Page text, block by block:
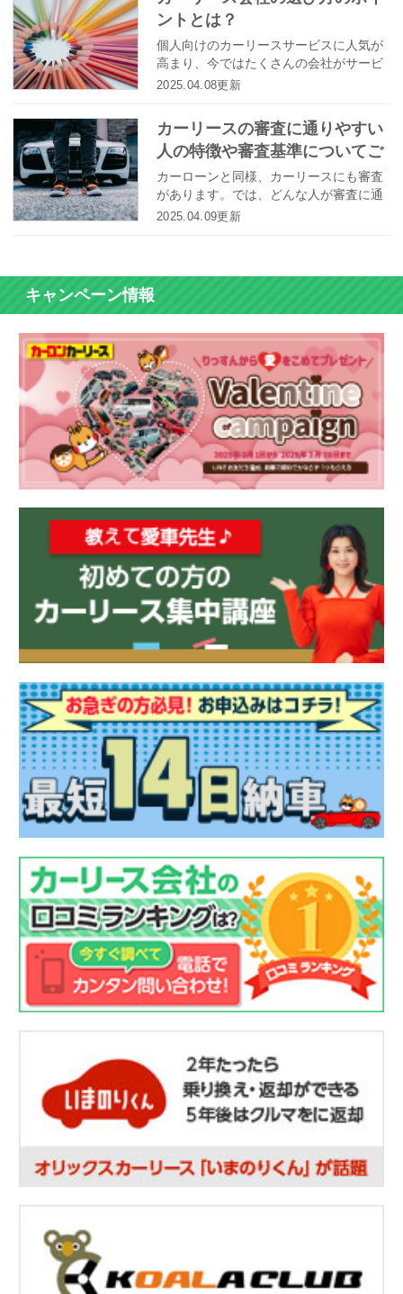
左右される場合があるということです。
では、カーリースを利用する上で、年収
は関係してくるのでしょうか、関係する
としたら、年収はいくらくらい必要なの
ントとは？
個人向けのカーリースサービスに人気が
高まり、今ではたくさんの会社がサービ
スを展開しています。しかし、カーリー
う方もいることでしょう。そこで今回
は、カーリース会社の選び方のポイント
について徹底解説します。
2025.04.08更新
カーリースの審査に通りやすい
人の特徴や審査基準についてご
紹介！
カーローンと同様、カーリースにも審査
があります。では、どんな人が審査に通
りやすいのでしょうか。また、どのよう
2025.04.09更新
キャンペーン情報